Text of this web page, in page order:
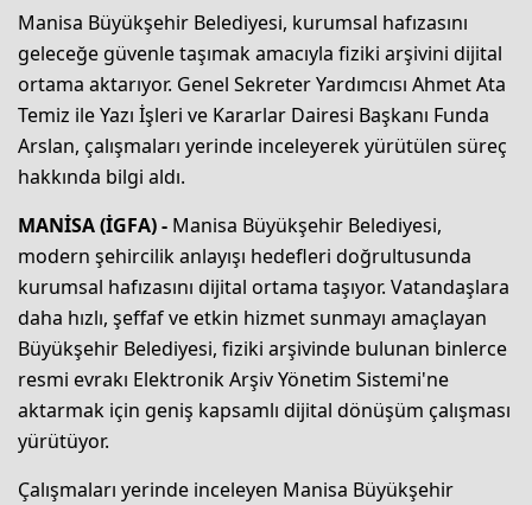
Manisa Büyükşehir Belediyesi, kurumsal hafızasını
geleceğe güvenle taşımak amacıyla fiziki arşivini dijital
ortama aktarıyor. Genel Sekreter Yardımcısı Ahmet Ata
Temiz ile Yazı İşleri ve Kararlar Dairesi Başkanı Funda
Arslan, çalışmaları yerinde inceleyerek yürütülen süreç
hakkında bilgi aldı.
MANİSA (İGFA) - Manisa Büyükşehir Belediyesi,
modern şehircilik anlayışı hedefleri doğrultusunda
kurumsal hafızasını dijital ortama taşıyor. Vatandaşlara
daha hızlı, şeffaf ve etkin hizmet sunmayı amaçlayan
Büyükşehir Belediyesi, fiziki arşivinde bulunan binlerce
resmi evrakı Elektronik Arşiv Yönetim Sistemi'ne
aktarmak için geniş kapsamlı dijital dönüşüm çalışması
yürütüyor.
Çalışmaları yerinde inceleyen Manisa Büyükşehir